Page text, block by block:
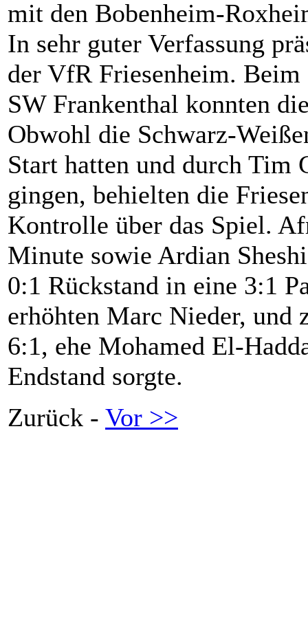
mit den Bobenheim-
In sehr guter Verfassung
der VfR Friesenheim.
SW Frankenthal konnten
Obwohl die Schwarz-
Start hatten und durch
gingen, behielten die
Kontrolle über das Spiel.
Minute sowie Ardian
0:1 Rückstand in eine 3:1
erhöhten Marc Nieder, und
6:1, ehe Mohamed El-
Endstand sorgte.
Zurück - Vor >>